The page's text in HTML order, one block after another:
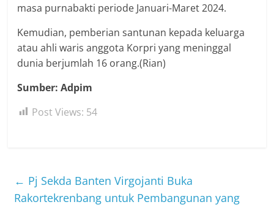
masa purnabakti periode Januari-Maret 2024.
Kemudian, pemberian santunan kepada keluarga
atau ahli waris anggota Korpri yang meninggal
dunia berjumlah 16 orang.(Rian)
Sumber: Adpim
Post Views: 54
← Pj Sekda Banten Virgojanti Buka
Rakortekrenbang untuk Pembangunan yang